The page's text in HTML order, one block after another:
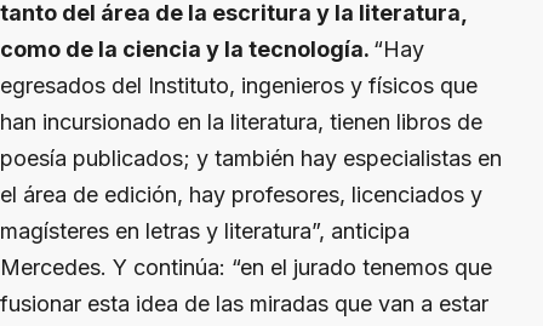
tanto del área de la escritura y la literatura,
como de la ciencia y la tecnología. “Hay
egresados del Instituto, ingenieros y físicos que
han incursionado en la literatura, tienen libros de
poesía publicados; y también hay especialistas en
el área de edición, hay profesores, licenciados y
magísteres en letras y literatura”, anticipa
Mercedes. Y continúa: “en el jurado tenemos que
fusionar esta idea de las miradas que van a estar